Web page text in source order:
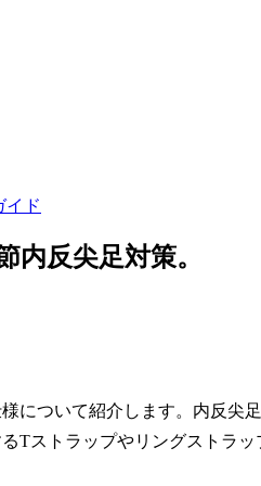
イド
内反尖足対策。
について紹介します。内反尖
Tストラップやリングストラ